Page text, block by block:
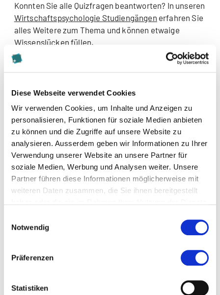
Diese Webseite verwendet Cookies
Wir verwenden Cookies, um Inhalte und Anzeigen zu
personalisieren, Funktionen für soziale Medien anbieten
zu können und die Zugriffe auf unsere Website zu
analysieren. Ausserdem geben wir Informationen zu Ihrer
Verwendung unserer Website an unsere Partner für
soziale Medien, Werbung und Analysen weiter. Unsere
Partner führen diese Informationen möglicherweise mit
weiteren Daten zusammen, die Sie ihnen bereitgestellt
Notwendig
Präferenzen
Statistiken
Konnten Sie alle Quizfragen beantworten? In unseren
Wirtschaftspsychologie Studiengängen erfahren Sie
alles Weitere zum Thema und können etwaige
Wissenslücken füllen.
Diese Seite teilen
Autor/in more...